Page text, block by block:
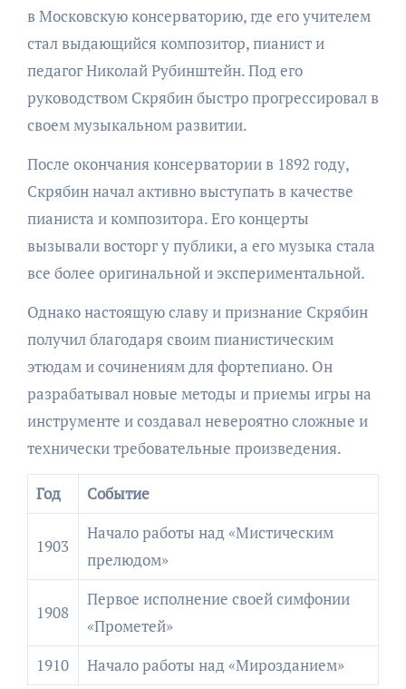
в Московскую консерваторию, где его учителем
стал выдающийся композитор, пианист и
педагог Николай Рубинштейн. Под его
руководством Скрябин быстро прогрессировал в
своем музыкальном развитии.
После окончания консерватории в 1892 году,
Скрябин начал активно выступать в качестве
пианиста и композитора. Его концерты
вызывали восторг у публики, а его музыка стала
все более оригинальной и экспериментальной.
Однако настоящую славу и признание Скрябин
получил благодаря своим пианистическим
этюдам и сочинениям для фортепиано. Он
разрабатывал новые методы и приемы игры на
инструменте и создавал невероятно сложные и
технически требовательные произведения.
Год Событие
1903
Начало работы над «Мистическим
прелюдом»
1908
Первое исполнение своей симфонии
«Прометей»
1910
Начало работы над «Мирозданием»